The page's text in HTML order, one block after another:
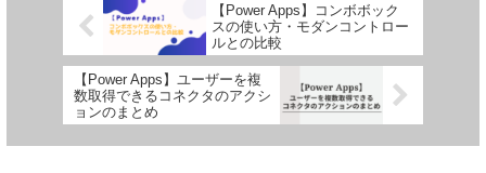
【Power Apps】コンボボック
スの使い方・モダンコントロー
ルとの比較
【Power Apps】ユーザーを複
数取得できるコネクタのアクシ
ョンのまとめ